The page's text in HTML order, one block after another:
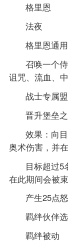
格里恩
法夜
格里恩通
召唤一个
诅咒、流血、
战士专属
晋升堡垒
效果：向
奥术伤害，并
目标超过5
在此期间会被
产生25点怒
羁绊伙伴
羁绊被动